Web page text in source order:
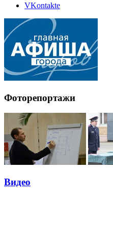
VKontakte
Фоторепортажи
Видео